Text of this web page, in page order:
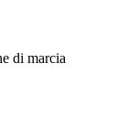
di marcia